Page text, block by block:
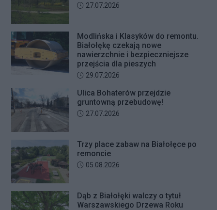
Data dodania artykułu:
27.07.2026
Modlińska i Klasyków do remontu.
Białołękę czekają nowe
nawierzchnie i bezpieczniejsze
przejścia dla pieszych
Data dodania artykułu:
29.07.2026
Ulica Bohaterów przejdzie
gruntowną przebudowę!
Data dodania artykułu:
27.07.2026
Trzy place zabaw na Białołęce po
remoncie
Data dodania artykułu:
05.08.2026
Dąb z Białołęki walczy o tytuł
Warszawskiego Drzewa Roku